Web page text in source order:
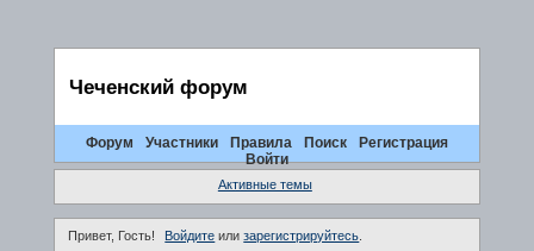
Чеченский форум
Форум Участники Правила Поиск
Регистрация
Войти
Активные темы
Привет, Гость! Войдите илизарегистрируйтесь.